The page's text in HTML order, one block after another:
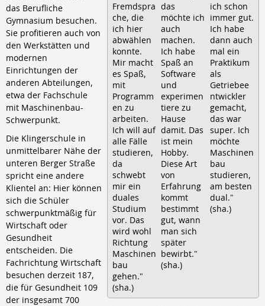
Fremdspra
che, die
ich hier
abwählen
konnte.
Mir macht
es Spaß,
mit
Programm
en zu
arbeiten.
Ich will auf
alle Fälle
studieren,
da
schwebt
mir ein
duales
Studium
vor. Das
wird wohl
Richtung
Maschinen
bau
gehen."
(sha.)
das
möchte ich
auch
machen.
Ich habe
Spaß an
Software
und
experimen
tiere zu
Hause
damit. Das
ist mein
Hobby.
Diese Art
von
Erfahrung
kommt
bestimmt
gut, wann
man sich
später
bewirbt."
(sha.)
ich schon
immer gut.
Ich habe
dann auch
mal ein
Praktikum
als
Getriebee
ntwickler
gemacht,
das war
super. Ich
möchte
Maschinen
bau
studieren,
am besten
dual."
(sha.)
das Berufliche
Gymnasium besuchen.
Sie profitieren auch von
den Werkstätten und
modernen
Einrichtungen der
anderen Abteilungen,
etwa der Fachschule
mit Maschinenbau-
Schwerpunkt.
Die Klingerschule in
unmittelbarer Nähe der
unteren Berger Straße
spricht eine andere
Klientel an: Hier können
sich die Schüler
schwerpunktmäßig für
Wirtschaft oder
Gesundheit
entscheiden. Die
Fachrichtung Wirtschaft
besuchen derzeit 187,
die für Gesundheit 109
der insgesamt 700